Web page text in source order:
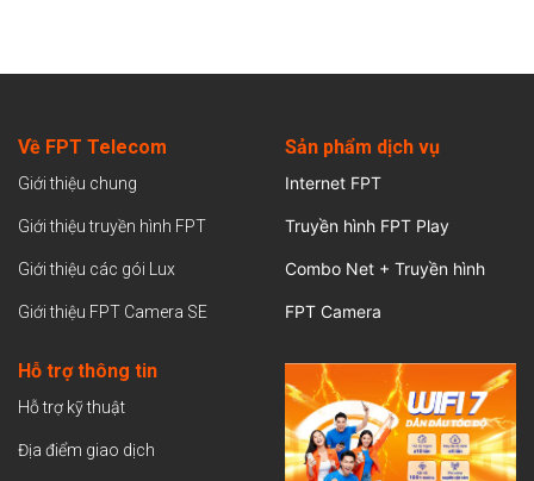
Về FPT Telecom
Giới thiệu chung
Giới thiệu truyền hình FPT
Giới thiệu các gói Lux
Giới thiệu FPT Camera SE
Sản phẩm dịch vụ
Internet FPT
Truyền hình FPT Play
Combo Net + Truyền hình
FPT Camera
Hỗ trợ thông tin
Hỗ trợ kỹ thuật
Địa điểm giao dịch